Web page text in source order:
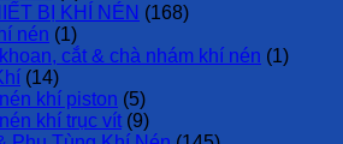
BỊ KHÍ NÉN (168)
nén (1)
cắt & chà nhám khí nén (1)
(14)
khí piston (5)
khí trục vít (9)